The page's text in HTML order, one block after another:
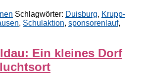
Schlagwörter: Duisburg, Krupp-
, Schulaktion, sponsorenlauf,
Ein kleines Dorf